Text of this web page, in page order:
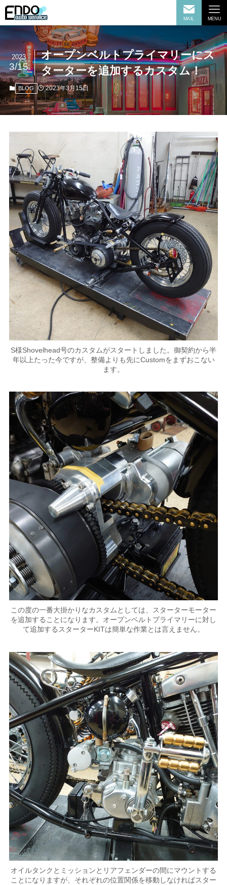
MAIL MENU
オープンベルトプライマリーにス
ターターを追加するカスタム！
2023
3/15
BLOG 2023年3月15日
S様Shovelhead号のカスタムがスタートしました。御契約から半
年以上たった今ですが、整備よりも先にCustomをまずおこない
ます。
この度の一番大掛かりなカスタムとしては、スターターモーター
を追加することになります。オープンベルトプライマリーに対し
て追加するスターターKITは簡単な作業とは言えません。
オイルタンクとミッションとリアフェンダーの間にマウントする
ことになりますが、それぞれの位置関係を移動しなければスター